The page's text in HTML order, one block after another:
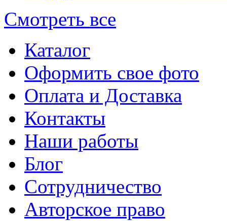
Смотреть все
Каталог
Оформить свое фото
Оплата и Доставка
Контакты
Наши работы
Блог
Сотрудничество
Авторское право